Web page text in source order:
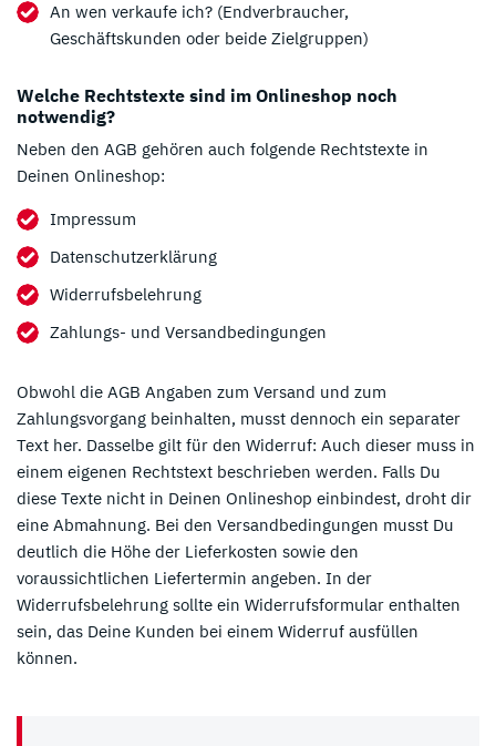
An wen verkaufe ich? (Endverbraucher,
Geschäftskunden oder beide Zielgruppen)
Welche Rechtstexte sind im Onlineshop noch
notwendig?
Neben den AGB gehören auch folgende Rechtstexte in
Deinen Onlineshop:
Impressum
Datenschutzerklärung
Widerrufsbelehrung
Zahlungs- und Versandbedingungen
Obwohl die AGB Angaben zum Versand und zum
Zahlungsvorgang beinhalten, musst dennoch ein separater
Text her. Dasselbe gilt für den Widerruf: Auch dieser muss in
einem eigenen Rechtstext beschrieben werden. Falls Du
diese Texte nicht in Deinen Onlineshop einbindest, droht dir
eine Abmahnung. Bei den Versandbedingungen musst Du
deutlich die Höhe der Lieferkosten sowie den
voraussichtlichen Liefertermin angeben. In der
Widerrufsbelehrung sollte ein Widerrufsformular enthalten
sein, das Deine Kunden bei einem Widerruf ausfüllen
können.